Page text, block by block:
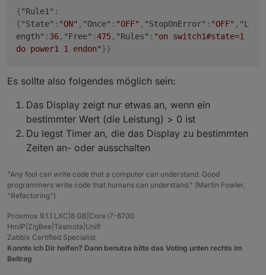
{"Rule1" :
{"State" : "ON" , "Once" : "OFF" , "StopOnError" : "OFF" , "L
ength" : 36, "Free" :475, "Rules" : "on switch1#state=1
do power1 1 endon"}}
Es sollte also folgendes möglich sein:
Das Display zeigt nur etwas an, wenn ein
bestimmter Wert (die Leistung) > 0 ist
Du legst Timer an, die das Display zu bestimmten
Zeiten an- oder ausschalten
"Any fool can write code that a computer can understand. Good
programmers write code that humans can understand." (Martin Fowler,
"Refactoring")
Proxmox 9.1.1 LXC|8 GB|Core i7-6700
HmIP|ZigBee|Tasmota|Unifi
Zabbix Certified Specialist
Konnte ich Dir helfen? Dann benutze bitte das Voting unten rechts im
Beitrag